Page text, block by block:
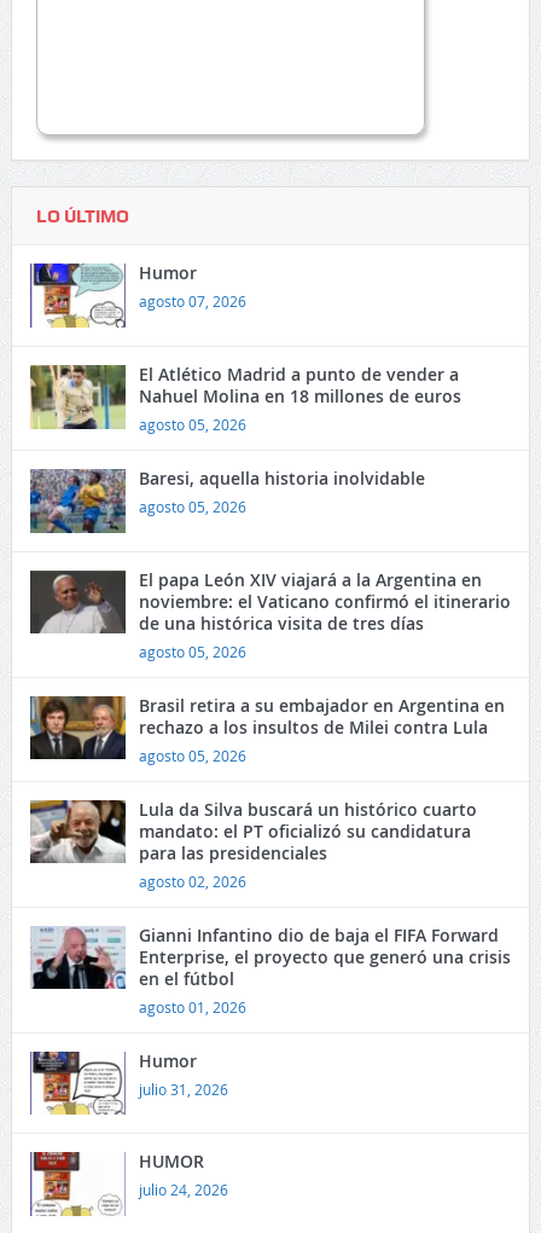
LO ÚLTIMO
Humor
agosto 07, 2026
El Atlético Madrid a punto de vender a
Nahuel Molina en 18 millones de euros
agosto 05, 2026
Baresi, aquella historia inolvidable
agosto 05, 2026
El papa León XIV viajará a la Argentina en
noviembre: el Vaticano confirmó el itinerario
de una histórica visita de tres días
agosto 05, 2026
Brasil retira a su embajador en Argentina en
rechazo a los insultos de Milei contra Lula
agosto 05, 2026
Lula da Silva buscará un histórico cuarto
mandato: el PT oficializó su candidatura
para las presidenciales
agosto 02, 2026
Gianni Infantino dio de baja el FIFA Forward
Enterprise, el proyecto que generó una crisis
en el fútbol
agosto 01, 2026
Humor
julio 31, 2026
HUMOR
julio 24, 2026